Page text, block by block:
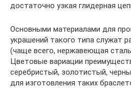
достаточно узкая глидерная
Основными материалами для
украшений такого типа служат
(чаще всего, нержавеющая
Цветовые вариации
серебристый, золотистый,
для изготовления таких